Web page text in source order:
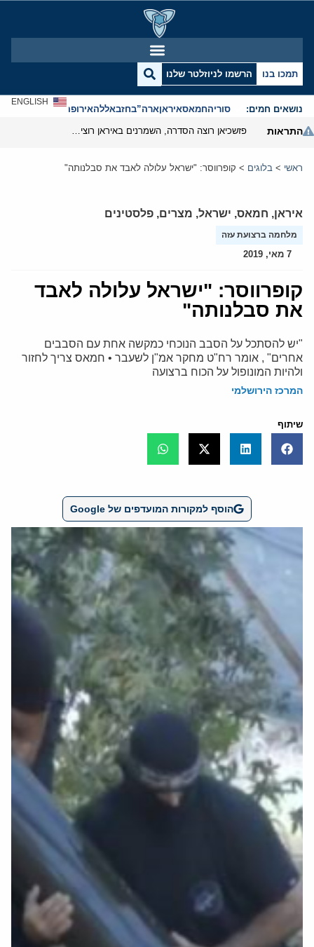
תמכו בנו הרשמו לניוזלטר שלנו
נושאים חמים: סוריהחמאסאיראןארה”בחזבאללהאירופהאנטישמיות
ENGLISH
התראות
ראשי > בלוגים > קופרווסר: "ישראל עלולה לאבד את סבלנותה"
איראן, חמאס, ישראל, מצרים, פלסטינים
מלחמה ברצועת עזה
7 מאי, 2019
קופרווסר: "ישראל עלולה לאבד
את סבלנותה"
"יש להסתכל על הסבב הנוכחי כמקשה אחת עם הסבבים
אחרים" , אומר רח"ט מחקר אמ"ן לשעבר • חמאס צריך לחזור
ולהיות המונופול על הכוח ברצועה
המרכז הירושלמי
שיתוף
הוסף למקורות המועדפים של Google